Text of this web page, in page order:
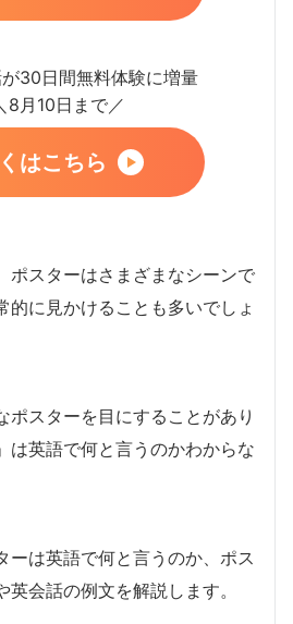
30日間無料体験に増量
8月10日まで／
はこちら
ポスターはさまざまなシーンで
的に見かけることも多いでしょ
ポスターを目にすることがあり
は英語で何と言うのかわからな
ーは英語で何と言うのか、ポス
会話の例文を解説します。